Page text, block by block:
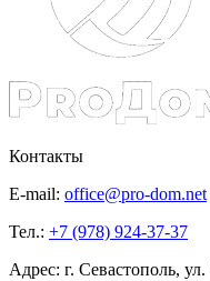
Контакты
E-mail: office@pro-dom.net
Тел.: +7 (978) 924-37-37
Адрес: г. Севастополь,